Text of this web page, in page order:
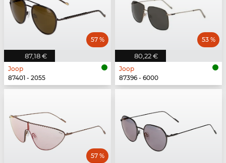
87,18 €
57 %
Joop
87401 - 2055
80,22 €
53 %
Joop
87396 - 6000
57 %